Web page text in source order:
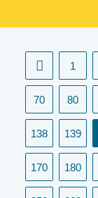
1
70 80
138 139
170 180